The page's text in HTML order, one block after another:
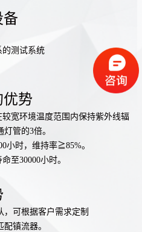
备
的测试系统
优势
宽环境温度范围内保持紫外线辐
管的3倍。
小时，维持率≧85%。
至30000小时。
可根据客户需求定制
镇流器。